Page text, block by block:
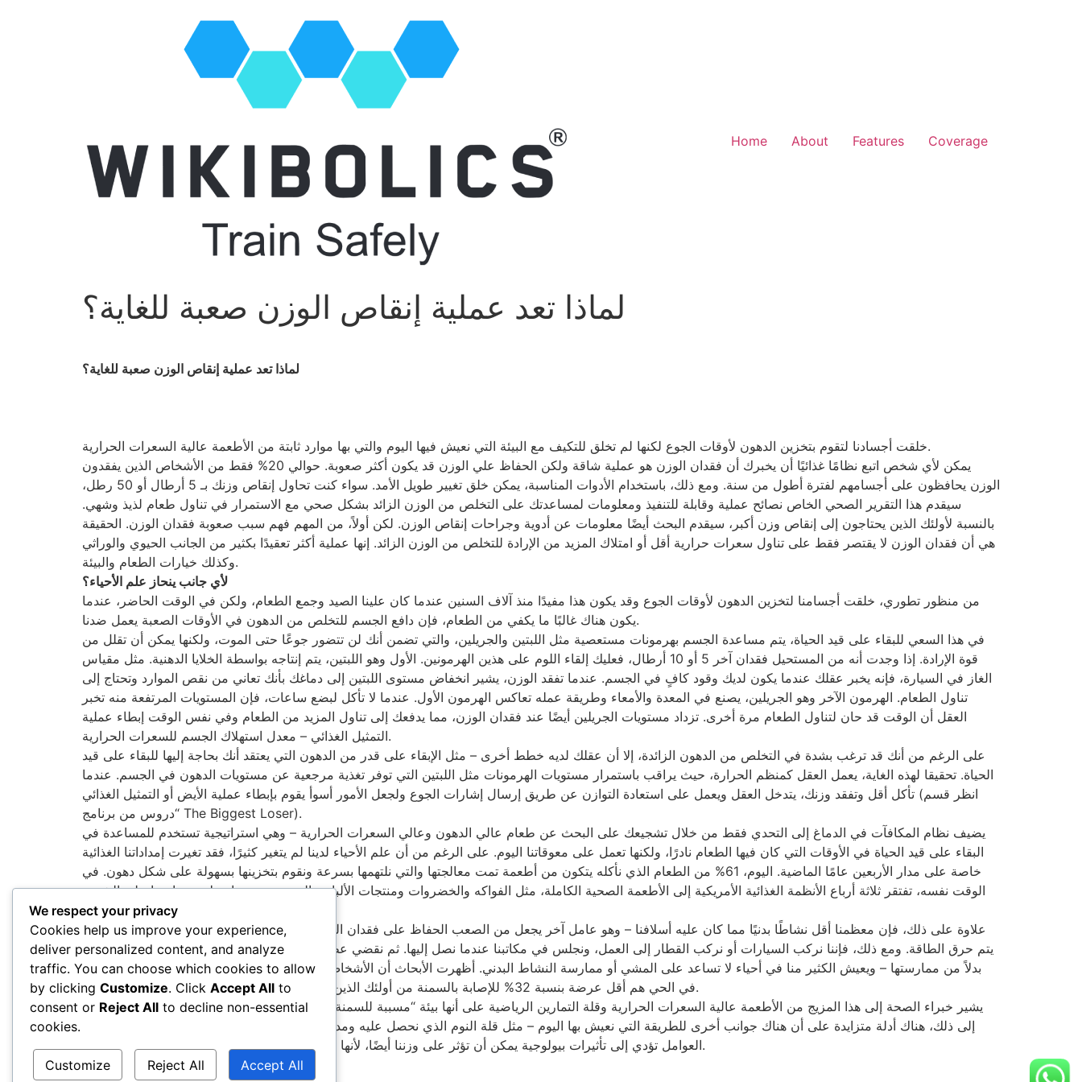
Home About Features Coverage
لماذا تعد عملية إنقاص الوزن صعبة للغاية؟
لماذا تعد عملية إنقاص الوزن صعبة للغاية؟
خلقت أجسادنا لتقوم بتخزين الدهون لأوقات الجوع لكنها لم تخلق للتكيف مع البيئة التي نعيش فيها اليوم والتي بها موارد ثابتة من الأطعمة عالية السعرات الحرارية.
يمكن لأي شخص اتبع نظامًا غذائيًا أن يخبرك أن فقدان الوزن هو عملية شاقة ولكن الحفاظ علي الوزن قد يكون أكثر صعوبة. حوالي 20% فقط من الأشخاص الذين يفقدون
الوزن يحافظون على أجسامهم لفترة أطول من سنة. ومع ذلك، باستخدام الأدوات المناسبة، يمكن خلق تغيير طويل الأمد. سواء كنت تحاول إنقاص وزنك بـ 5 أرطال أو 50 رطل،
سيقدم هذا التقرير الصحي الخاص نصائح عملية وقابلة للتنفيذ ومعلومات لمساعدتك على التخلص من الوزن الزائد بشكل صحي مع الاستمرار في تناول طعام لذيذ وشهي.
بالنسبة لأولئك الذين يحتاجون إلى إنقاص وزن أكبر، سيقدم البحث أيضًا معلومات عن أدوية وجراحات إنقاص الوزن. لكن أولاً، من المهم فهم سبب صعوبة فقدان الوزن. الحقيقة
هي أن فقدان الوزن لا يقتصر فقط على تناول سعرات حرارية أقل أو امتلاك المزيد من الإرادة للتخلص من الوزن الزائد. إنها عملية أكثر تعقيدًا بكثير من الجانب الحيوي والوراثي
وكذلك خيارات الطعام والبيئة.
لأي جانب ينحاز علم الأحياء؟
من منظور تطوري، خلقت أجسامنا لتخزين الدهون لأوقات الجوع وقد يكون هذا مفيدًا منذ آلاف السنين عندما كان علينا الصيد وجمع الطعام، ولكن في الوقت الحاضر، عندما
يكون هناك غالبًا ما يكفي من الطعام، فإن دافع الجسم للتخلص من الدهون في الأوقات الصعبة يعمل ضدنا.
في هذا السعي للبقاء على قيد الحياة، يتم مساعدة الجسم بهرمونات مستعصية مثل اللبتين والجريلين، والتي تضمن أنك لن تتضور جوعًا حتى الموت، ولكنها يمكن أن تقلل من
قوة الإرادة. إذا وجدت أنه من المستحيل فقدان آخر 5 أو 10 أرطال، فعليك إلقاء اللوم على هذين الهرمونين. الأول وهو اللبتين، يتم إنتاجه بواسطة الخلايا الدهنية. مثل مقياس
الغاز في السيارة، فإنه يخبر عقلك عندما يكون لديك وقود كافٍ في الجسم. عندما تفقد الوزن، يشير انخفاض مستوى اللبتين إلى دماغك بأنك تعاني من نقص الموارد وتحتاج إلى
تناول الطعام. الهرمون الآخر وهو الجريلين، يصنع في المعدة والأمعاء وطريقة عمله تعاكس الهرمون الأول. عندما لا تأكل لبضع ساعات، فإن المستويات المرتفعة منه تخبر
العقل أن الوقت قد حان لتناول الطعام مرة أخرى. تزداد مستويات الجريلين أيضًا عند فقدان الوزن، مما يدفعك إلى تناول المزيد من الطعام وفي نفس الوقت إبطاء عملية
التمثيل الغذائي – معدل استهلاك الجسم للسعرات الحرارية.
على الرغم من أنك قد ترغب بشدة في التخلص من الدهون الزائدة، إلا أن عقلك لديه خطط أخرى – مثل الإبقاء على قدر من الدهون التي يعتقد أنك بحاجة إليها للبقاء على قيد
الحياة. تحقيقا لهذه الغاية، يعمل العقل كمنظم الحرارة، حيث يراقب باستمرار مستويات الهرمونات مثل اللبتين التي توفر تغذية مرجعية عن مستويات الدهون في الجسم. عندما
تأكل أقل وتفقد وزنك، يتدخل العقل ويعمل على استعادة التوازن عن طريق إرسال إشارات الجوع ولجعل الأمور أسوأ يقوم بإبطاء عملية الأيض أو التمثيل الغذائي (انظر قسم
“دروس من برنامج The Biggest Loser).
يضيف نظام المكافآت في الدماغ إلى التحدي فقط من خلال تشجيعك على البحث عن طعام عالي الدهون وعالي السعرات الحرارية – وهي استراتيجية تستخدم للمساعدة في
البقاء على قيد الحياة في الأوقات التي كان فيها الطعام نادرًا، ولكنها تعمل على معوقاتنا اليوم. على الرغم من أن علم الأحياء لدينا لم يتغير كثيرًا، فقد تغيرت إمداداتنا الغذائية
خاصة على مدار الأربعين عامًا الماضية. اليوم، 61% من الطعام الذي نأكله يتكون من أطعمة تمت معالجتها والتي نلتهمها بسرعة ونقوم بتخزينها بسهولة على شكل دهون. في
الوقت نفسه، تفتقر ثلاثة أرباع الأنظمة الغذائية الأمريكية إلى الأطعمة الصحية الكاملة، مثل الفواكه والخضروات ومنتجات الألبان والتي يتم هضمها ببطء وتساعدنا على الشعور
بالشبع.
علاوة على ذلك، فإن معظمنا أقل نشاطًا بدنيًا مما كان عليه أسلافنا – وهو عامل آخر يجعل من الصعب الحفاظ على فقدان الوزن. صُممت أجسادنا للتحرك وخلال هذه العملية
يتم حرق الطاقة. ومع ذلك، فإننا نركب السيارات أو نركب القطار إلى العمل، ونجلس في مكاتبنا عندما نصل إليها. ثم نقضي عطلات نهاية الأسبوع في مشاهدة الألعاب الرياضية
بدلاً من ممارستها – ويعيش الكثير منا في أحياء لا تساعد على المشي أو ممارسة النشاط البدني. أظهرت الأبحاث أن الأشخاص الذين لديهم متنزه أو ملعب أو مساحة مفتوحة
في الحي هم أقل عرضة بنسبة 32% للإصابة بالسمنة من أولئك الذين ليس لديهم مساحات ترفيهية خارجية في الجوار.
يشير خبراء الصحة إلى هذا المزيج من الأطعمة عالية السعرات الحرارية وقلة التمارين الرياضية على أنها بيئة “مسببة للسمنة”، أي بيئة تشجعنا على الإصابة بالسمنة. بالإضافة
إلى ذلك، هناك أدلة متزايدة على أن هناك جوانب أخرى للطريقة التي نعيش بها اليوم – مثل قلة النوم الذي نحصل عليه ومدى ارتفاع مستويات التوتر المزمن لدينا – كل هذه
العوامل تؤدي إلى تأثيرات بيولوجية يمكن أن تؤثر على وزننا أيضًا، لأنها يمكن أن تؤدي إلى ارتفاع هرمونات التوتر والجوع.
We respect your privacy
Cookies help us improve your experience,
deliver personalized content, and analyze
traffic. You can choose which cookies to allow
by clicking Customize. Click Accept All to
consent or Reject All to decline non-essential
cookies.
Customize Reject All Accept All